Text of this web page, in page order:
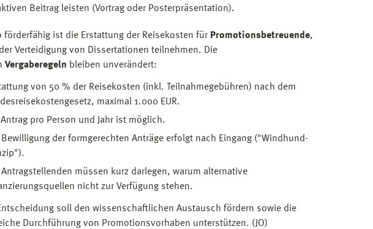
Beitrag leisten (Vortrag oder Posterpräsentation).
förderfähig ist die Erstattung der Reisekosten für Promotionsbetreuende,
Verteidigung von Dissertationen teilnehmen. Die
Vergaberegeln bleiben unverändert:
von 50 % der Reisekosten (inkl. Teilnahmegebühren) nach dem
maximal 1.000 EUR.
Antrag pro Person und Jahr ist möglich.
Bewilligung der formgerechten Anträge erfolgt nach Eingang ("Windhund-
Antragstellenden müssen kurz darlegen, warum alternative
nicht zur Verfügung stehen.
soll den wissenschaftlichen Austausch fördern sowie die
Durchführung von Promotionsvorhaben unterstützen. (JO)